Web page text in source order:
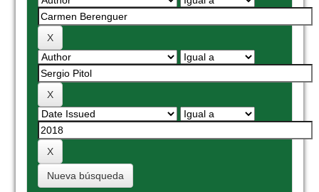
Nueva búsqueda